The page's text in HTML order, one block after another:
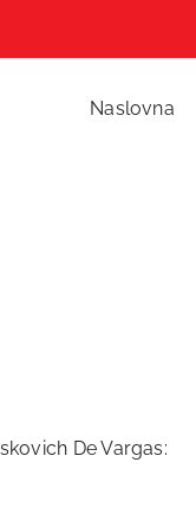
Naslovna
De Vargas: